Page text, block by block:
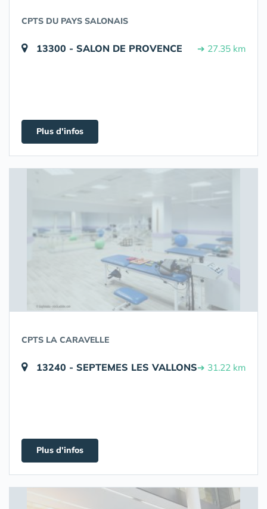
CPTS DU PAYS SALONAIS
13300 - SALON DE PROVENCE ➔ 27.35 km
Plus d'infos
CPTS LA CARAVELLE
13240 - SEPTEMES LES VALLONS➔ 31.22 km
Plus d'infos